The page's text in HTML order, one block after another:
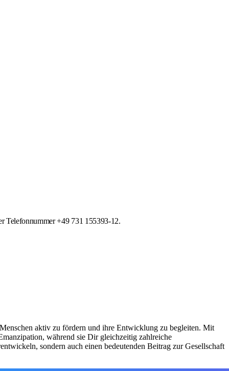
Telefonnummer +49 731 155393-12.
aktiv zu fördern und ihre Entwicklung zu begleiten. Mit
während sie Dir gleichzeitig zahlreiche
sondern auch einen bedeutenden Beitrag zur Gesellschaft